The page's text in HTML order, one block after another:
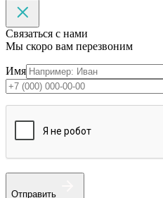
Связаться с нами
Мы скоро вам перезвоним
Имя
Отправить